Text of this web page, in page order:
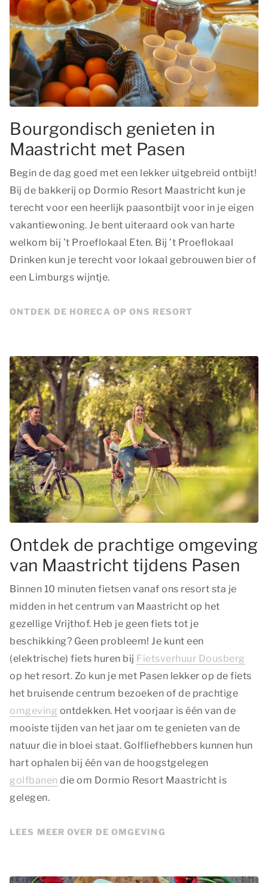
Bourgondisch genieten in
Maastricht met Pasen
Begin de dag goed met een lekker uitgebreid ontbijt!
Bij de bakkerij op Dormio Resort Maastricht kun je
terecht voor een heerlijk paasontbijt voor in je eigen
vakantiewoning. Je bent uiteraard ook van harte
welkom bij ’t Proeflokaal Eten. Bij ’t Proeflokaal
Drinken kun je terecht voor lokaal gebrouwen bier of
een Limburgs wijntje.
ONTDEK DE HORECA OP ONS RESORT
Ontdek de prachtige omgeving
van Maastricht tijdens Pasen
Binnen 10 minuten fietsen vanaf ons resort sta je
midden in het centrum van Maastricht op het
gezellige Vrijthof. Heb je geen fiets tot je
beschikking? Geen probleem! Je kunt een
(elektrische) fiets huren bij Fietsverhuur Dousberg
op het resort. Zo kun je met Pasen lekker op de fiets
het bruisende centrum bezoeken of de prachtige
omgeving ontdekken. Het voorjaar is één van de
mooiste tijden van het jaar om te genieten van de
natuur die in bloei staat. Golfliefhebbers kunnen hun
hart ophalen bij één van de hoogstgelegen
golfbanen die om Dormio Resort Maastricht is
gelegen.
LEES MEER OVER DE OMGEVING